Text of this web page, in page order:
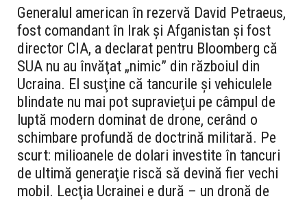
Generalul american în rezervă David Petraeus,
fost comandant în Irak şi Afganistan şi fost
director CIA, a declarat pentru Bloomberg că
SUA nu au învăţat „nimic” din războiul din
Ucraina. El susţine că tancurile şi vehiculele
blindate nu mai pot supravieţui pe câmpul de
luptă modern dominat de drone, cerând o
schimbare profundă de doctrină militară. Pe
scurt: milioanele de dolari investite în tancuri
de ultimă generaţie riscă să devină fier vechi
mobil. Lecţia Ucrainei e dură – un dronă de